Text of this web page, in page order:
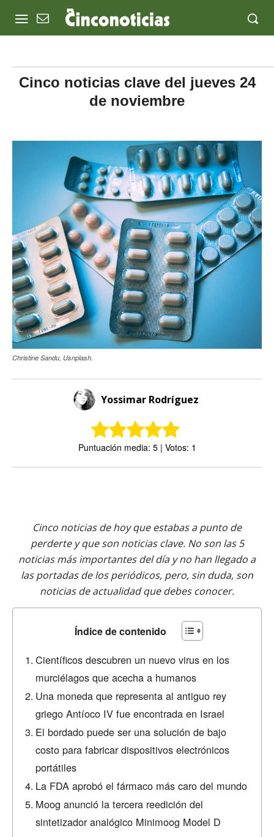
Cinco noticias clave del jueves 24
de noviembre
Christine Sandu, Usnplash.
Yossimar Rodríguez
Puntuación media: 5 | Votos: 1
Cinco noticias de hoy que estabas a punto de
perderte y que son noticias clave. No son las 5
noticias más importantes del día y no han llegado a
las portadas de los periódicos, pero, sin duda, son
noticias de actualidad que debes conocer.
Índice de contenido
Científicos descubren un nuevo virus en los
murciélagos que acecha a humanos
Una moneda que representa al antiguo rey
griego Antíoco IV fue encontrada en Israel
El bordado puede ser una solución de bajo
costo para fabricar dispositivos electrónicos
portátiles
La FDA aprobó el fármaco más caro del mundo
Moog anunció la tercera reedición del
sintetizador analógico Minimoog Model D